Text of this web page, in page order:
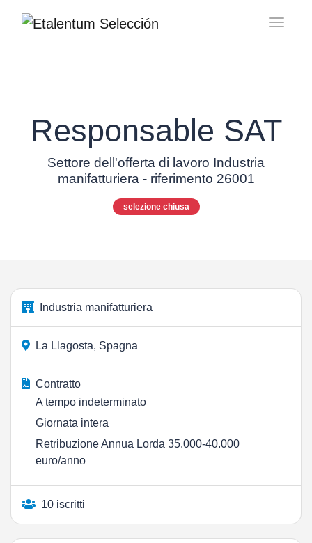
Responsable SAT
Settore dell'offerta di lavoro Industria
manifatturiera - riferimento 26001
selezione chiusa
Industria manifatturiera
La Llagosta, Spagna
Contratto
A tempo indeterminato
Giornata intera
Retribuzione Annua Lorda 35.000-40.000
euro/anno
10 iscritti